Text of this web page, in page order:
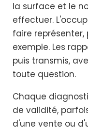
la surface et le
effectuer.
faire
exemple. Les
puis transmis,
toute question.
Chaque
de validité,
d'une vente ou